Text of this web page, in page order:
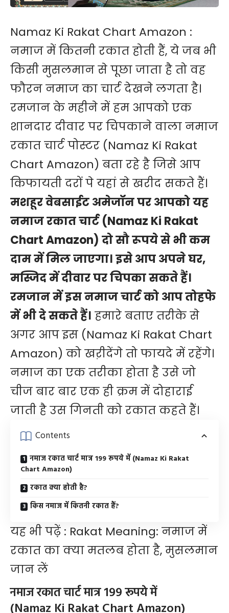
Namaz Ki Rakat Chart Amazon :
नमाज में कितनी रकात होती हैं, ये जब भी
किसी मुसलमान से पूछा जाता है तो वह
फौरन नमाज का चार्ट देखने लगता है।
रमजान के महीने में हम आपको एक
शानदार दीवार पर चिपकाने वाला नमाज
रकात चार्ट पोस्टर (Namaz Ki Rakat
Chart Amazon) बता रहे है जिसे आप
किफायती दरों पे यहां से खरीद सकते हैं।
मशहूर वेबसाईट अमेजॉन पर आपको यह
नमाज रकात चार्ट (Namaz Ki Rakat
Chart Amazon) दो सौ रूपये से भी कम
दाम में मिल जाएगा। इसे आप अपने घर,
मस्जिद में दीवार पर चिपका सकते हैं।
रमजान में इस नमाज चार्ट को आप तोहफे
में भी दे सकते हैं। हमारे बताए तरीके से
अगर आप इस (Namaz Ki Rakat Chart
Amazon) को खऱीदेंगे तो फायदे में रहेंगे।
नमाज का एक तरीका होता है उसे जो
चीज बार बार एक ही क्रम में दोहाराई
जाती है उस गिनती को रकात कहते हैं।
Contents
नमाज रकात चार्ट मात्र 199 रूपये में (Namaz Ki Rakat
Chart Amazon)
रकात क्या होती है?
किस नमाज में कितनी रकात हैं?
यह भी पढ़ें : Rakat Meaning: नमाज में
रकात का क्या मतलब होता है, मुसलमान
जान लें
नमाज रकात चार्ट मात्र 199 रूपये में
(Namaz Ki Rakat Chart Amazon)